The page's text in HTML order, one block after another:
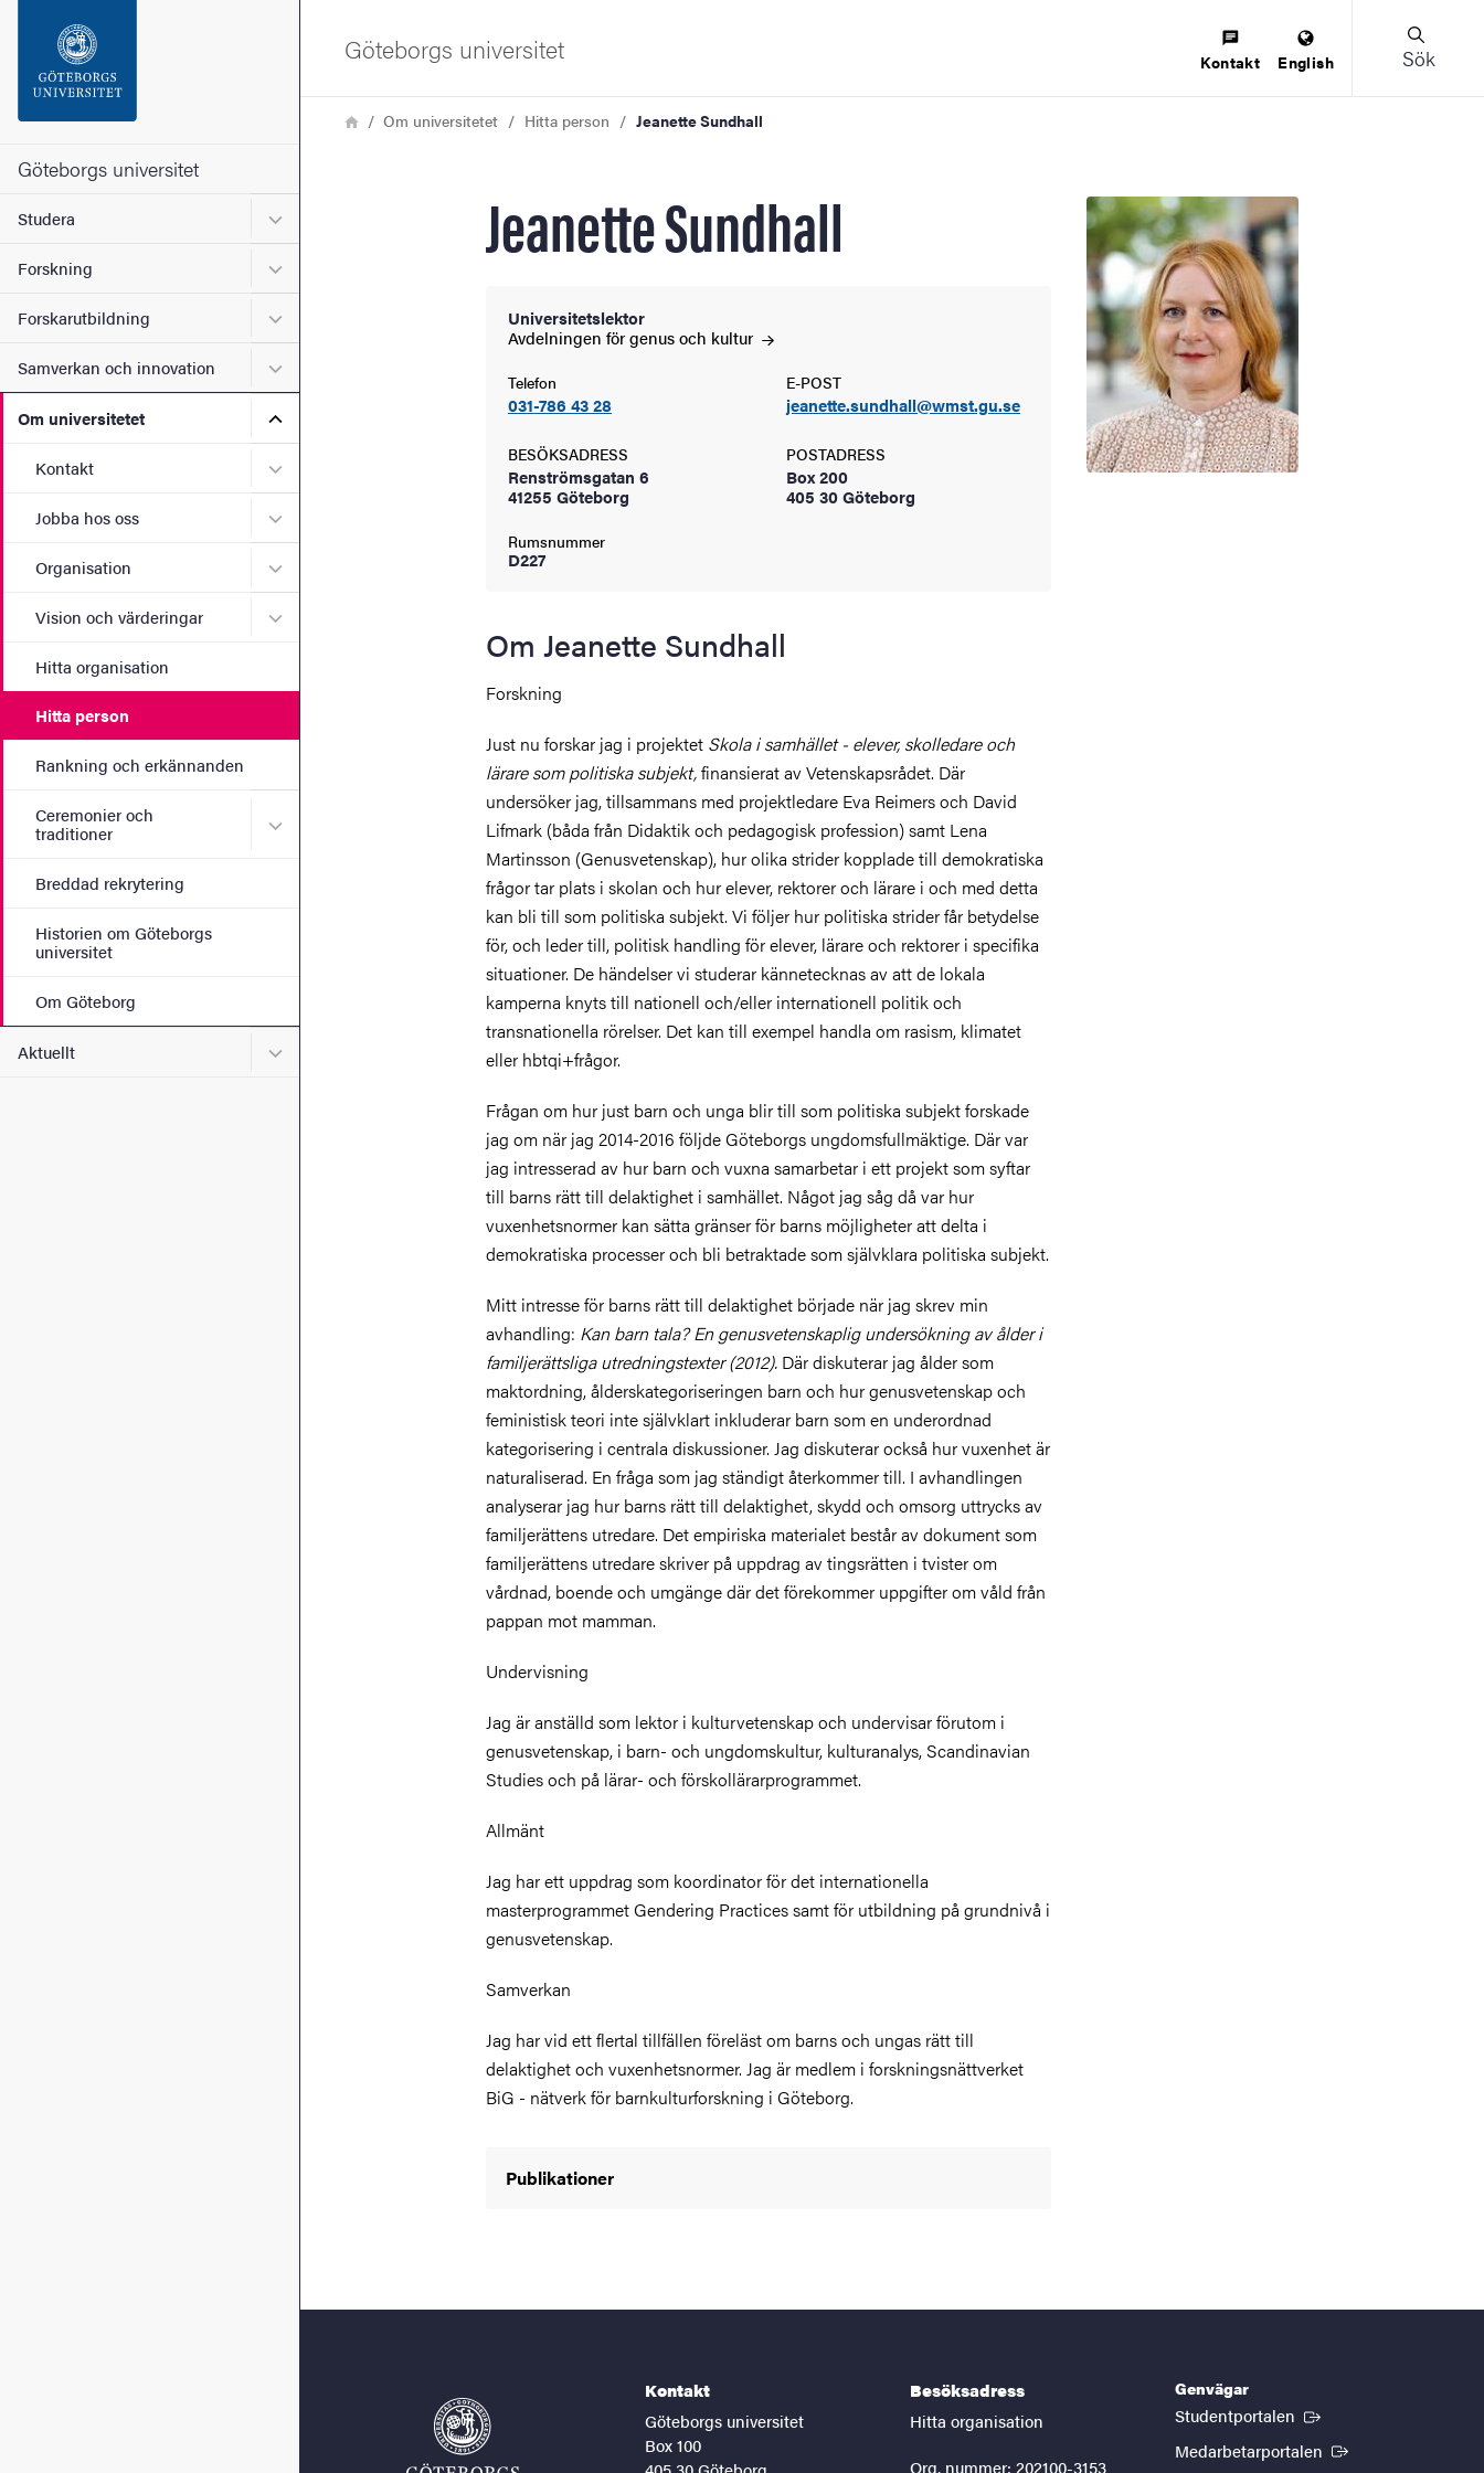
Sidfoten
Om webbplatsen
Göteborgs universitet
Studera Undermeny för Studera
Forskning Undermeny för Forskning
Forskarutbildning Undermeny för Forskarutbildning
Samverkan och innovation Undermeny för Samverkan och innovation
Om universitetet Undermeny för Om universitetet
Kontakt Undermeny för Kontakt
Jobba hos oss Undermeny för Jobba hos oss
Organisation Undermeny för Organisation
Vision och värderingar Undermeny för Vision och värderingar
Hitta organisation
Hitta person
Rankning och erkännanden
Ceremonier och
traditioner
Undermeny för Ceremonier och traditioner
Breddad rekrytering
Historien om Göteborgs
universitet
Om Göteborg
Aktuellt Undermeny för Aktuellt
Göteborgs universitet Kontakt English Sök
LänkstigHemOm universitetet Hitta person Jeanette Sundhall
Jeanette Sundhall
Universitetslektor
Avdelningen för genus och kultur
Telefon
031-786 43 28
E-POST
jeanette.sundhall@wmst.gu.se
BESÖKSADRESS
Renströmsgatan 6
41255 Göteborg
Rumsnummer
D227
POSTADRESS
Box 200
405 30 Göteborg
Om Jeanette Sundhall
Forskning
Just nu forskar jag i projektet Skola i samhället - elever, skolledare och
lärare som politiska subjekt,finansierat av Vetenskapsrådet. Där
undersöker jag, tillsammans med projektledare Eva Reimers och David
Lifmark (båda från Didaktik och pedagogisk profession) samt Lena
Martinsson (Genusvetenskap), hur olika strider kopplade till demokratiska
frågor tar plats i skolan och hur elever, rektorer och lärare i och med detta
kan bli till som politiska subjekt. Vi följer hur politiska strider får betydelse
för, och leder till, politisk handling för elever, lärare och rektorer i specifika
situationer. De händelser vi studerar kännetecknas av att de lokala
kamperna knyts till nationell och/eller internationell politik och
transnationella rörelser. Det kan till exempel handla om rasism, klimatet
eller hbtqi+frågor.
Frågan om hur just barn och unga blir till som politiska subjekt forskade
jag om när jag 2014-2016 följde Göteborgs ungdomsfullmäktige. Där var
jag intresserad av hur barn och vuxna samarbetar i ett projekt som syftar
till barns rätt till delaktighet i samhället. Något jag såg då var hur
vuxenhetsnormer kan sätta gränser för barns möjligheter att delta i
demokratiska processer och bli betraktade som självklara politiska subjekt.
Mitt intresse för barns rätt till delaktighet började när jag skrev min
avhandling: Kan barn tala? En genusvetenskaplig undersökning av ålder i
familjerättsliga utredningstexter (2012). Där diskuterar jag ålder som
maktordning, ålderskategoriseringen barn och hur genusvetenskap och
feministisk teori inte självklart inkluderar barn som en underordnad
kategorisering i centrala diskussioner. Jag diskuterar också hur vuxenhet är
naturaliserad. En fråga som jag ständigt återkommer till. I avhandlingen
analyserar jag hur barns rätt till delaktighet, skydd och omsorg uttrycks av
familjerättens utredare. Det empiriska materialet består av dokument som
familjerättens utredare skriver på uppdrag av tingsrätten i tvister om
vårdnad, boende och umgänge där det förekommer uppgifter om våld från
pappan mot mamman.
Undervisning
Jag är anställd som lektor i kulturvetenskap och undervisar förutom i
genusvetenskap, i barn- och ungdomskultur, kulturanalys, Scandinavian
Studies och på lärar- och förskollärarprogrammet.
Allmänt
Jag har ett uppdrag som koordinator för det internationella
masterprogrammet Gendering Practices samt för utbildning på grundnivå i
genusvetenskap.
Samverkan
Jag har vid ett flertal tillfällen föreläst om barns och ungas rätt till
delaktighet och vuxenhetsnormer. Jag är medlem i forskningsnättverket
BiG - nätverk för barnkulturforskning i Göteborg.
Publikationer
Kontakt
Göteborgs universitet
Box 100
Besöksadress
Hitta organisation
Org. nummer: 202100-3153
Genvägar
Studentportalen (Extern länk)
Medarbetarportalen (Extern länk)